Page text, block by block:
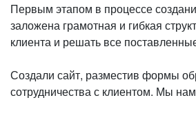
Первым этапом в процессе
заложена грамотная и гибкая
клиента и решать все
Создали сайт, разместив формы
сотрудничества с клиентом. Мы